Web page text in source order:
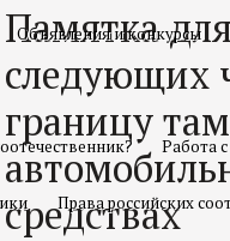
Объявления и конкурсы
Работа
Права российских
Памятка
следующих
границу
средствах